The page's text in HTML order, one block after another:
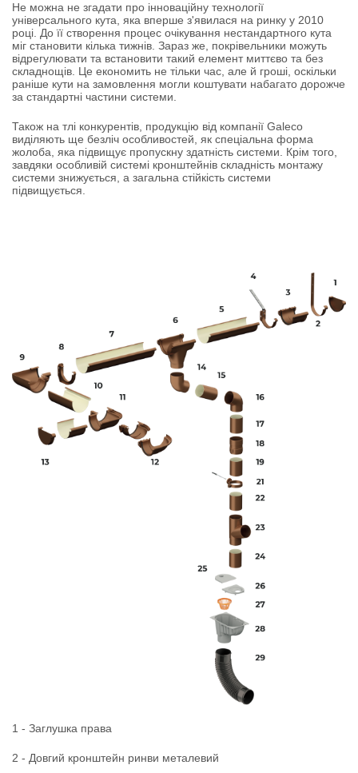
Не можна не згадати про інноваційну технології
універсального кута, яка вперше з'явилася на ринку у 2010
році. До її створення процес очікування нестандартного кута
міг становити кілька тижнів. Зараз же, покрівельники можуть
відрегулювати та встановити такий елемент миттєво та без
складнощів. Це економить не тільки час, але й гроші, оскільки
раніше кути на замовлення могли коштувати набагато дорожче
за стандартні частини системи.
Також на тлі конкурентів, продукцію від компанії Galeco
виділяють ще безліч особливостей, як спеціальна форма
жолоба, яка підвищує пропускну здатність системи. Крім того,
завдяки особливій системі кронштейнів складність монтажу
системи знижується, а загальна стійкість системи
підвищується.
1 - Заглушка права
2 - Довгий кронштейн ринви металевий